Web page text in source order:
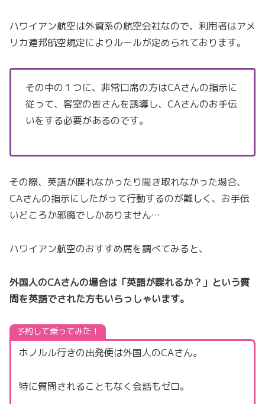
ハワイアン航空は外資系の航空会社なので、利用者はアメ
リカ連邦航空規定によりルールが定められております。
その中の１つに、非常口席の方はCAさんの指示に
従って、客室の皆さんを誘導し、CAさんのお手伝
いをする必要があるのです。
その際、英語が喋れなかったり聞き取れなかった場合、
CAさんの指示にしたがって行動するのが難しく、お手伝
いどころか邪魔でしかありません…
ハワイアン航空のおすすめ席を調べてみると、
外国人のCAさんの場合は「英語が喋れるか？」という質
問を英語でされた方もいらっしゃいます。
予約して乗ってみた！
ホノルル行きの出発便は外国人のCAさん。
特に質問されることもなく会話もゼロ。